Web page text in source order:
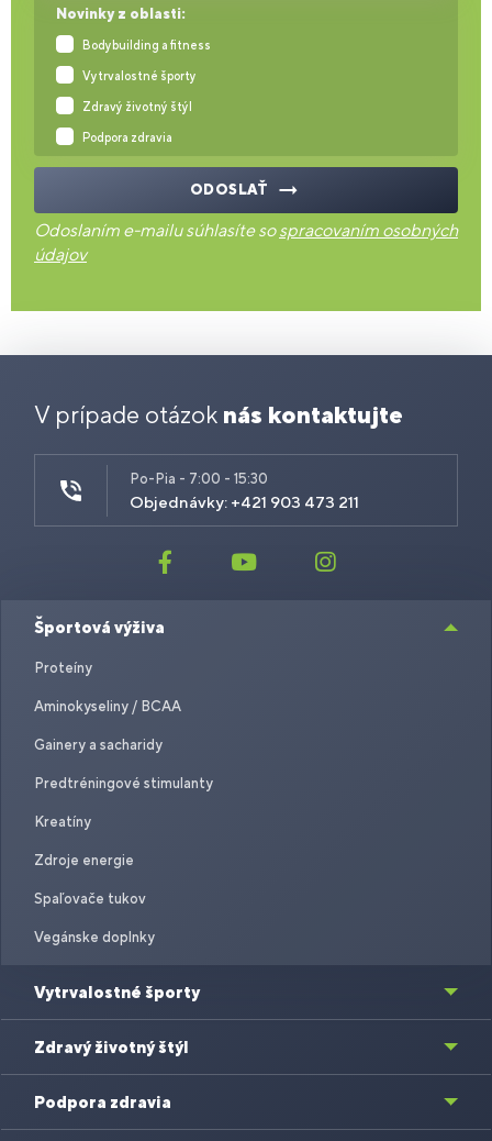
Novinky z oblasti:
Bodybuilding a fitness
Vytrvalostné športy
Zdravý životný štýl
Podpora zdravia
ODOSLAŤ
Odoslaním e-mailu súhlasíte sospracovaním osobných
údajov
V prípade otázok nás kontaktujte
Po-Pia - 7:00 - 15:30
Objednávky: +421 903 473 211
Športová výživa
Proteíny
Aminokyseliny / BCAA
Gainery a sacharidy
Predtréningové stimulanty
Kreatíny
Zdroje energie
Spaľovače tukov
Vegánske doplnky
Vytrvalostné športy
Zdravý životný štýl
Podpora zdravia